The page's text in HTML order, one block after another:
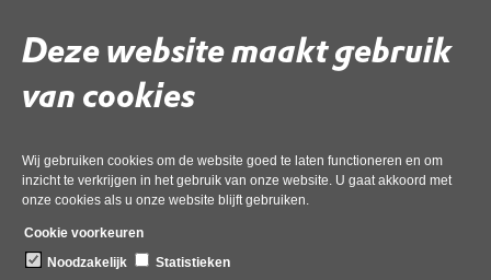
Deze website maakt gebruik
van cookies
Wij gebruiken cookies om de website goed te laten functioneren en om
inzicht te verkrijgen in het gebruik van onze website. U gaat akkoord met
onze cookies als u onze website blijft gebruiken.
Cookie voorkeuren
Noodzakelijk
Statistieken
Overige contactopties
Post: Postbus 2095, 1620 EB Hoorn
Melden overlast
Voor het melden van overlast verwijzen wij u naaronze meldingspagina
Overlast .
Klacht over medewerker
klachtenformulierin.